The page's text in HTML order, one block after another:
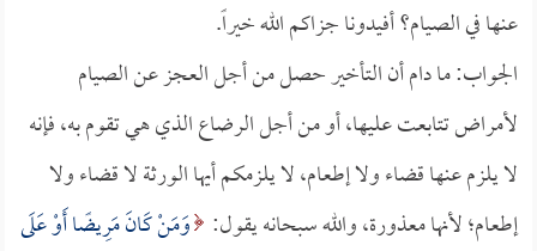
عنها في الصيام؟ أفيدونا جزاكم الله خيراً.
الجواب: ما دام أن التأخير حصل من أجل العجز عن الصيام
لأمراض تتابعت عليها، أو من أجل الرضاع الذي هي تقوم به، فإنه
لا يلزم عنها قضاء ولا إطعام، لا يلزمكم أيها الورثة لا قضاء ولا
إطعام؛ لأنها معذورة، والله سبحانه يقول: وَمَنْ كَانَ مَرِيضًا أَوْ عَلَى